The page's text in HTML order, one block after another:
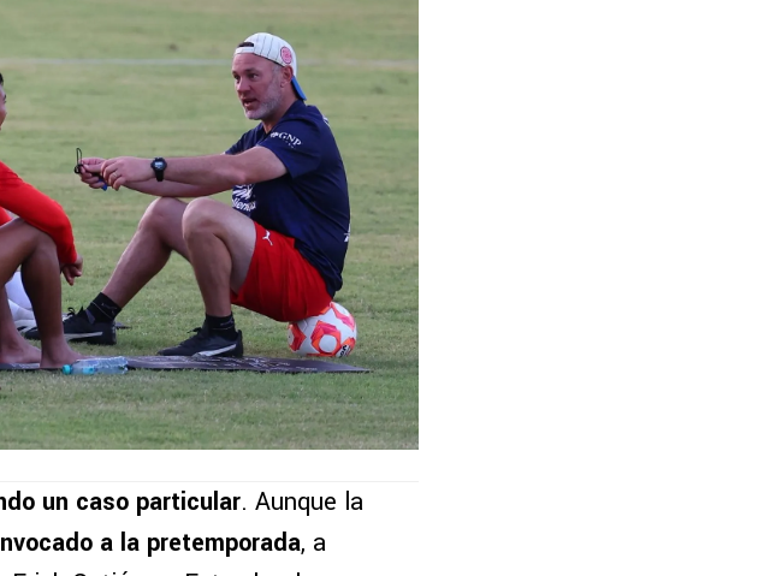
un caso particular. Aunque la
a la pretemporada, a